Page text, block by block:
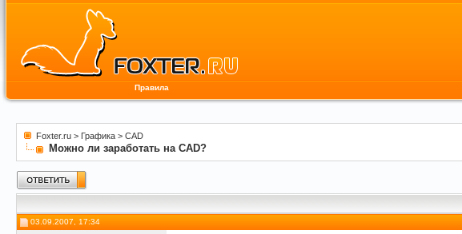
Правила
Foxter.ru > Графика > CAD
Можно ли заработать на CAD?
03.09.2007, 17:34